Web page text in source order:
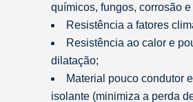
químicos, fungos, corrosão
Resistência a fatores
Resistência ao calor e
dilatação;
Material pouco condutor
isolante (minimiza a perda